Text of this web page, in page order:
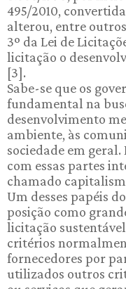
495/2010,
alterou, entre
3º da Lei de
licitação o
[3].
Sabe-se que os
fundamental na
desenvolvimento
ambiente, às
sociedade em
com essas partes
chamado
Um desses papéis
posição como
licitação
critérios
fornecedores por
utilizados outros